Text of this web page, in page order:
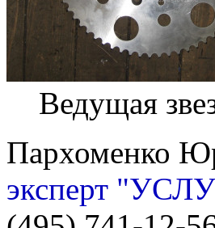
Ведущая
Пархоменко
эксперт